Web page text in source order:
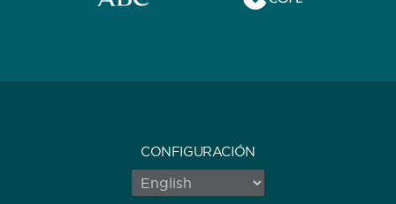
CONFIGURACIÓN